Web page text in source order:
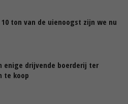
10 ton van de uienoogst zijn we nu
enige drijvende boerderij ter
te koop